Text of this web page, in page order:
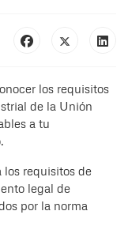
los requisitos
de la Unión
a tu
los requisitos de
legal de
por la norma